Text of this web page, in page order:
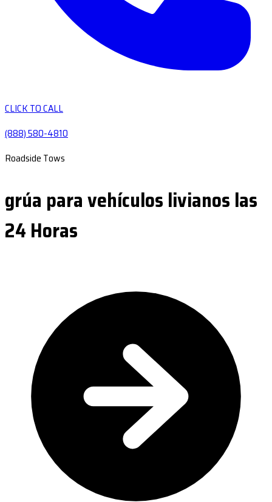
CLICK TO CALL
(888) 580-4810
Roadside Tows
grúa para vehículos livianos las
24 Horas